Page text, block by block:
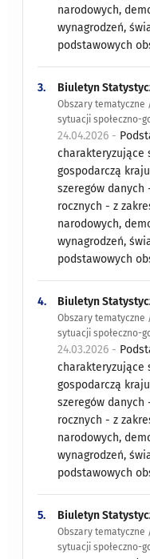
narodowych,
wynagrodzeń,
podstawowych
3. Biuletyn
Obszary
sytuacji społeczno-
24.04.2026 -
charakteryzujące
gospodarczą
szeregów
rocznych - z
narodowych,
wynagrodzeń,
podstawowych
4. Biuletyn
Obszary
sytuacji społeczno-
24.03.2026 -
charakteryzujące
gospodarczą
szeregów
rocznych - z
narodowych,
wynagrodzeń,
podstawowych
5. Biuletyn
Obszary
sytuacji społeczno-